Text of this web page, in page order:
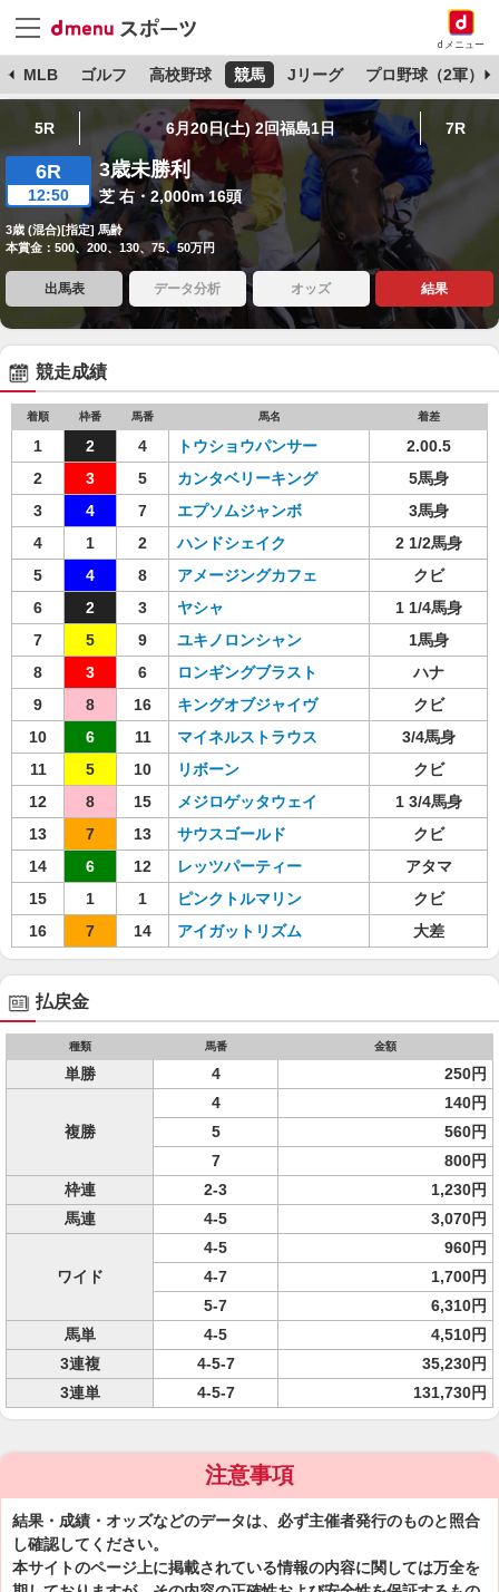
dメニュー
MLB ゴルフ 高校野球 競馬 Jリーグ プロ野球（2軍）
5R 6月20日(土) 2回福島1日 7R
6R
12:50
3歳未勝利
芝 右・2,000m 16頭
3歳 (混合)[指定] 馬齢
本賞金：500、200、130、75、50万円
出馬表 データ分析 オッズ 結果
競走成績
着順 枠番 馬番 馬名 着差
1 2 4 トウショウパンサー
2.00.5
2
3 5 カンタベリーキング
5馬身
3
4 7 エプソムジャンボ
3馬身
4
1 2 ハンドシェイク
2 1/2馬身
5
4 8 アメージングカフェ
クビ
6
2 3 ヤシャ
1 1/4馬身
7
5 9 ユキノロンシャン
1馬身
8
3 6 ロンギングブラスト
ハナ
9
8 16 キングオブジャイヴ
クビ
10
6 11 マイネルストラウス
3/4馬身
11
5 10 リボーン
クビ
12
8 15 メジロゲッタウェイ
1 3/4馬身
13
7 13 サウスゴールド
クビ
14
6 12 レッツパーティー
アタマ
15
1 1 ピンクトルマリン
クビ
16
7 14 アイガットリズム 大差
払戻金
種類 馬番 金額
単勝 4 250円
複勝
4
140円
5
560円
7
800円
枠連
2-3
1,230円
馬連
4-5 3,070円
ワイド
4-5
960円
4-7
1,700円
5-7
6,310円
馬単
4-5
4,510円
3連複
4-5-7
35,230円
3連単
4-5-7 131,730円
注意事項
結果・成績・オッズなどのデータは、必ず主催者発行のものと照合
し確認してください。
本サイトのページ上に掲載されている情報の内容に関しては万全を